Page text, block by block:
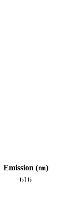
Emission (㎚)
616